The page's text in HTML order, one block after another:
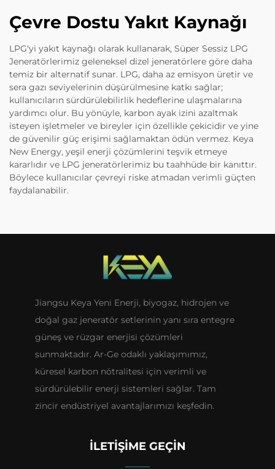
Çevre Dostu Yakıt Kaynağı
LPG'yi yakıt kaynağı olarak kullanarak, Süper Sessiz LPG
Jeneratörlerimiz geleneksel dizel jeneratörlere göre daha
temiz bir alternatif sunar. LPG, daha az emisyon üretir ve
sera gazı seviyelerinin düşürülmesine katkı sağlar;
kullanıcıların sürdürülebilirlik hedeflerine ulaşmalarına
yardımcı olur. Bu yönüyle, karbon ayak izini azaltmak
isteyen işletmeler ve bireyler için özellikle çekicidir ve yine
de güvenilir güç erişimi sağlamaktan ödün vermez. Keya
New Energy, yeşil enerji çözümlerini teşvik etmeye
kararlıdır ve LPG jeneratörlerimiz bu taahhüde bir kanıttır.
Böylece kullanıcılar çevreyi riske atmadan verimli güçten
faydalanabilir.
Jiangsu Keya Yeni Enerji, biyogaz, hidrojen ve
doğal gaz jeneratör setlerinin yanı sıra entegre
güneş ve rüzgar enerjisi çözümleri
sunmaktadır. Ar-Ge odaklı yaklaşımımız,
küresel karbon nötralitesi için verimli ve
sürdürülebilir enerji sistemleri sağlar. Tam
zincir endüstriyel avantajlarımızı keşfedin.
İLETIŞIME GEÇIN